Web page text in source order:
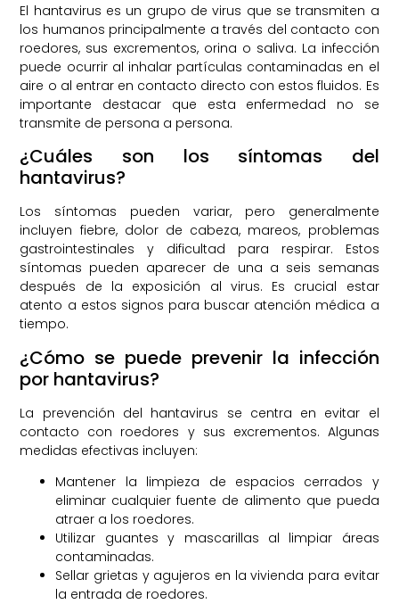
El hantavirus es un grupo de virus que se transmiten a
los humanos principalmente a través del contacto con
roedores, sus excrementos, orina o saliva. La infección
puede ocurrir al inhalar partículas contaminadas en el
aire o al entrar en contacto directo con estos fluidos. Es
importante destacar que esta enfermedad no se
transmite de persona a persona.
¿Cuáles son los síntomas del
hantavirus?
Los síntomas pueden variar, pero generalmente
incluyen fiebre, dolor de cabeza, mareos, problemas
gastrointestinales y dificultad para respirar. Estos
síntomas pueden aparecer de una a seis semanas
después de la exposición al virus. Es crucial estar
atento a estos signos para buscar atención médica a
tiempo.
¿Cómo se puede prevenir la infección
por hantavirus?
La prevención del hantavirus se centra en evitar el
contacto con roedores y sus excrementos. Algunas
medidas efectivas incluyen:
Mantener la limpieza de espacios cerrados y
eliminar cualquier fuente de alimento que pueda
atraer a los roedores.
Utilizar guantes y mascarillas al limpiar áreas
contaminadas.
Sellar grietas y agujeros en la vivienda para evitar
la entrada de roedores.